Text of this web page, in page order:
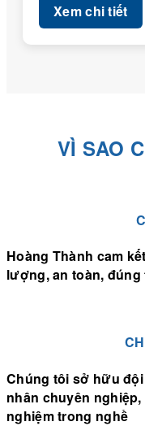
Xem chi tiết
VÌ SAO
Hoàng Thành cam
lượng, an toàn,
Chúng tôi sở hữu
nhân chuyên
nghiệm trong nghề